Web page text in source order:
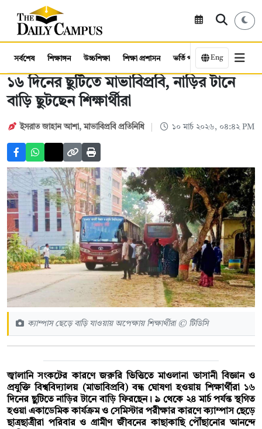
সর্বশেষ শিক্ষাঙ্গন উচ্চশিক্ষা শিক্ষা প্রশাসন ভর্তি পরীক্ষা কর্মসংস্থান
Eng
১৬ দিনের ছুটিতে মাভাবিপ্রবি, নাড়ির টানে
বাড়ি ছুটছেন শিক্ষার্থীরা
ইসরাত জাহান আশা,মাভাবিপ্রবি প্রতিনিধি ১০ মার্চ ২০২৬, ০৪:৪২ PM
ক্যাম্পাস ছেড়ে বাড়ি যাওয়ায় অপেক্ষায় শিক্ষার্থীরা © টিডিসি
জ্বালানি সংকটের কারণে জরুরি ভিত্তিতে মাওলানা ভাসানী বিজ্ঞান ও
প্রযুক্তি বিশ্ববিদ্যালয় (মাভাবিপ্রবি) বন্ধ ঘোষণা হওয়ায় শিক্ষার্থীরা ১৬
দিনের ছুটিতে নাড়ির টানে বাড়ি ফিরছেন। ৯ থেকে ২৪ মার্চ পর্যন্ত স্থগিত
হওয়া একাডেমিক কার্যক্রম ও সেমিস্টার পরীক্ষার কারণে ক্যাম্পাস ছেড়ে
ছাত্রছাত্রীরা পরিবার ও গ্রামীণ জীবনের কাছাকাছি পৌঁছানোর আনন্দে